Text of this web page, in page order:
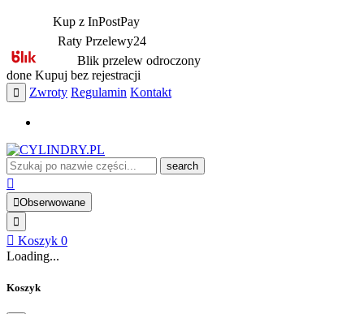
Kup z InPostPay
Raty Przelewy24
Blik przelew odroczony
done Kupuj bez rejestracji
Zwroty Regulamin Kontakt
search
Obserwowane
Koszyk 0
Loading...
Koszyk